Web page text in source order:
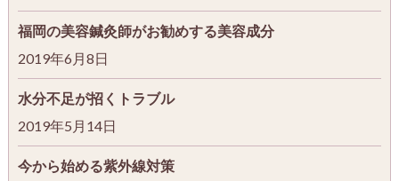
福岡の美容鍼灸師がお勧めする美容成分
2019年6月8日
水分不足が招くトラブル
2019年5月14日
今から始める紫外線対策